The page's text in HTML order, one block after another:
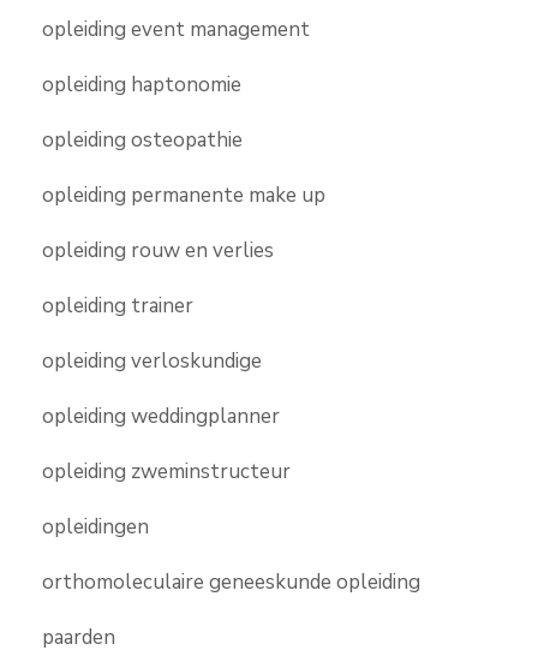
opleiding event management
opleiding haptonomie
opleiding osteopathie
opleiding permanente make up
opleiding rouw en verlies
opleiding trainer
opleiding verloskundige
opleiding weddingplanner
opleiding zweminstructeur
opleidingen
orthomoleculaire geneeskunde opleiding
paarden